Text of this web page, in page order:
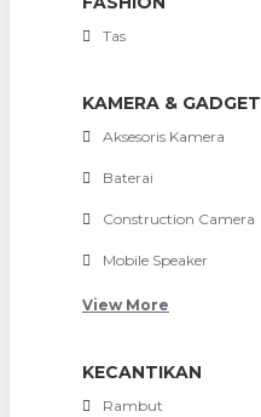
Tas
KAMERA & GADGET
Aksesoris Kamera
Baterai
Construction Camera
Mobile Speaker
View More
KECANTIKAN
Rambut